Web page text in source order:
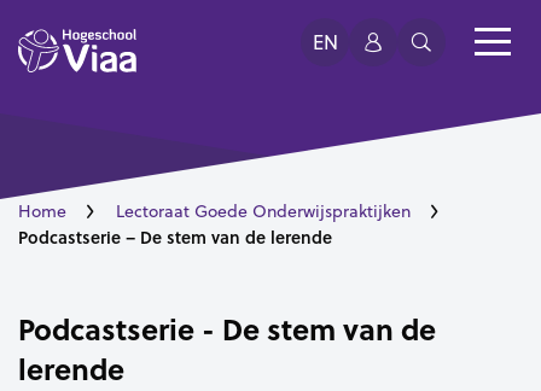
EN
Home Lectoraat Goede Onderwijspraktijken
Podcastserie – De stem van de lerende
Podcastserie - De stem van de
lerende